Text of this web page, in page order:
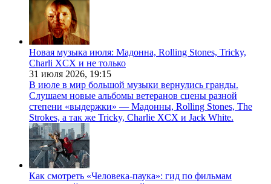
Новая музыка июля: Мадонна, Rolling Stones, Tricky,
Charli XCX и не только
31 июля 2026, 19:15
В июле в мир большой музыки вернулись гранды.
Слушаем новые альбомы ветеранов сцены разной
степени «выдержки» — Мадонны, Rolling Stones, The
Strokes, а так же Tricky, Charlie XCX и Jack White.
Как смотреть «Человека-паука»: гид по фильмам